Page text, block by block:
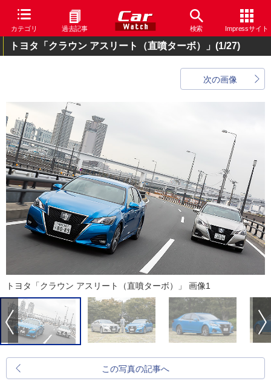
カテゴリ 過去記事 検索 Impressサイト
トヨタ「クラウン アスリート（直噴ターボ）」 (1/27)
次の画像
トヨタ「クラウン アスリート（直噴ターボ）」 画像1
この写真の記事へ